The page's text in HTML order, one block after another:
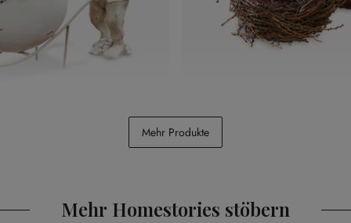
Deko-Nest 2er Set Libers
Mehr Produkte
Mehr Homestories stöbern